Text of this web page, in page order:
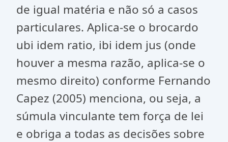
de igual matéria e não só a casos
particulares. Aplica-se o brocardo
ubi idem ratio, ibi idem jus (onde
houver a mesma razão, aplica-se o
mesmo direito) conforme Fernando
Capez (2005) menciona, ou seja, a
súmula vinculante tem força de lei
e obriga a todas as decisões sobre